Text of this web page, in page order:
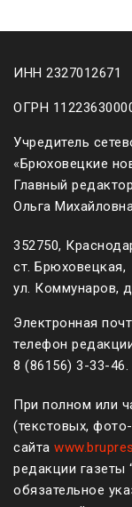
ИНН 2327012671
ОГРН
Учредитель
«Брюховецкие
Главный
Ольга
352750,
ст. Брюховецкая,
ул. Коммунаров,
Электронная
телефон
8 (861 56) 3-33-46.
При полном или
(текстовых,
сайта
редакции газеты
обязательное